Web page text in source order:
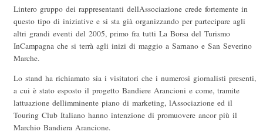
Lintero gruppo dei rappresentanti dellAssociazione crede fortemente in
questo tipo di iniziative e si sta già organizzando per partecipare agli
altri grandi eventi del 2005, primo fra tutti La Borsa del Turismo
InCampagna che si terrà agli inizi di maggio a Sarnano e San Severino
Marche.
Lo stand ha richiamato sia i visitatori che i numerosi giornalisti presenti,
a cui è stato esposto il progetto Bandiere Arancioni e come, tramite
lattuazione dellimminente piano di marketing, lAssociazione ed il
Touring Club Italiano hanno intenzione di promuovere ancor più il
Marchio Bandiera Arancione.